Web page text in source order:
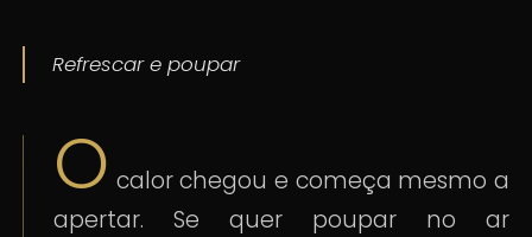
Refrescar e poupar
O calor chegou e começa mesmo a
apertar. Se quer poupar no ar